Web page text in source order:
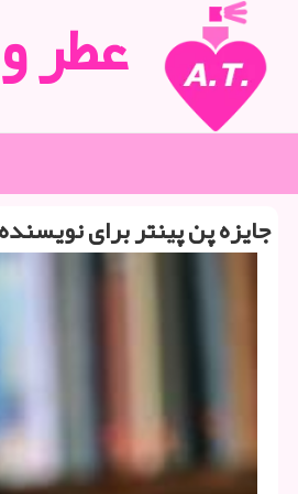
عطر
جایزه پن پینتر برای